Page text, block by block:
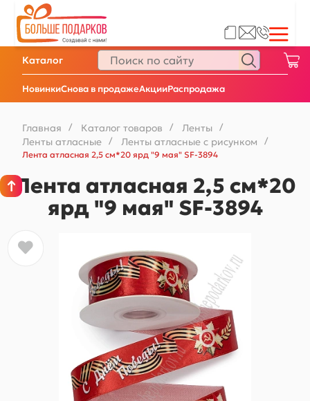
НовинкиСнова в продажеАкцииРаспродажа
Каталог
Главная / Каталог товаров / Ленты /
Ленты атласные / Ленты атласные с рисунком
/
Лента атласная 2,5 см*20 ярд "9 мая" SF-3894
Лента атласная 2,5 см*20
ярд "9 мая" SF-3894